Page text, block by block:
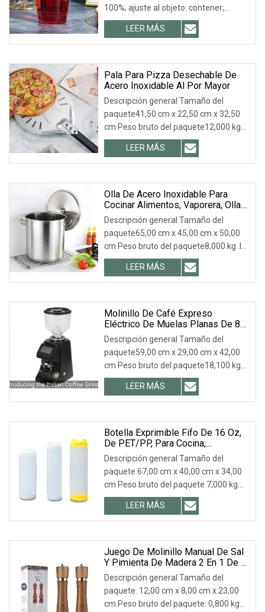
100%; ajuste al objeto: contener;
desbordamiento: oculto;}.lc-a-img
.img-content { posición: absoluta;
superior: 0; izquierda: 0; ancho: 100%;
LEER MÁS
Pala Para Pizza Desechable De
Acero Inoxidable Al Por Mayor
Descripción general Tamaño del
paquete41,50 cm x 22,50 cm x 32,50
cm Peso bruto del paquete12,000 kg
.lc-a-img { posición: relativa; ancho:
100%; alto: 100%; ajuste de objeto:
contiene; desbordamiento: oculto;}.lc-
LEER MÁS
Olla De Acero Inoxidable Para
Cocinar Alimentos, Vaporera, Olla
De Inducción Con Fondo Tipo
Sándwich De Arena
Descripción general Tamaño del
paquete65,00 cm x 45,00 cm x 50,00
cm Peso bruto del paquete8,000 kg .lc-
a-img { posición: relativa; ancho: 100%;
alto: 100%; ajuste de objeto: contiene;
desbordamiento: oculto;}.lc-a-img
LEER MÁS
Molinillo De Café Expreso
Eléctrico De Muelas Planas De 83
Mm, Silencioso
Descripción general Tamaño del
paquete59,00 cm x 29,00 cm x 42,00
cm Peso bruto del paquete18,100 kg
.lc-a-img { posición: relativa; ancho:
100%; alto: 100%; ajuste de objeto:
contiene; desbordamiento: oculto;}.lc-
LEER MÁS
Botella Exprimible Fifo De 16 Oz,
De PET/PP, Para Cocina,
Dispensador De Ketchup, De
Grado Alimenticio, Rellenable, Para
Salsa, Especias, Utensilios Para
Especias.
Descripción general Tamaño del
paquete 67,00 cm x 40,00 cm x 34,00
cm Peso bruto del paquete 7,000 kg
Parámetros del producto Descripción
del producto Embalaje y envío
Embalaje: 1. Embalaje estándar de
personalizado
LEER MÁS
Juego De Molinillo Manual De Sal
Y Pimienta De Madera 2 En 1 De 8
Pulgadas
Descripción general Tamaño del
paquete: 12,00 cm x 8,00 cm x 23,00
cm Peso bruto del paquete: 0,800 kg